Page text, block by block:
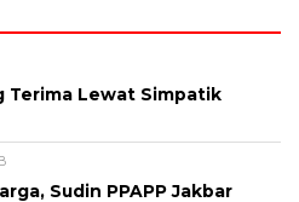
Terima Lewat Simpatik
Sudin PPAPP Jakbar